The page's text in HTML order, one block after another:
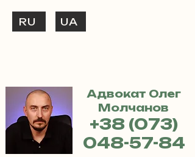
UA
RU
Адвокат Олег
Молчанов
+38 (073)
048-57-84